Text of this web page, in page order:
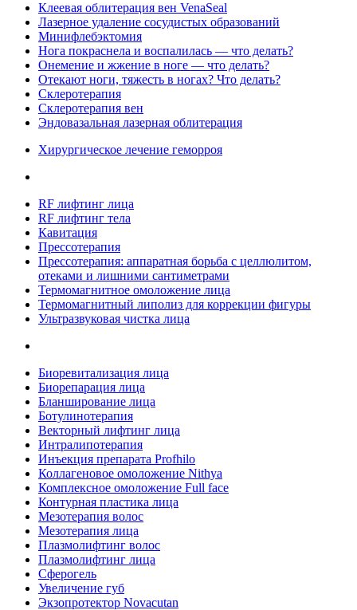
Клеевая облитерация вен VenaSeal
Лазерное удаление сосудистых образований
Минифлебэктомия
Нога покраснела и воспалилась — что делать?
Онемение и жжение в ноге — что делать?
Отекают ноги, тяжесть в ногах? Что делать?
Склеротерапия
Склеротерапия вен
Эндовазальная лазерная облитерация
Хирургическое лечение геморроя
RF лифтинг лица
RF лифтинг тела
Кавитация
Прессотерапия
Прессотерапия: аппаратная борьба с целлюлитом,
отеками и лишними сантиметрами
Термомагнитное омоложение лица
Термомагнитный липолиз для коррекции фигуры
Ультразвуковая чистка лица
Биоревитализация лица
Биорепарация лица
Бланширование лица
Ботулинотерапия
Векторный лифтинг лица
Интралипотерапия
Инъекция препарата Profhilo
Коллагеновое омоложение Nithya
Комплексное омоложение Full face
Контурная пластика лица
Мезотерапия волос
Мезотерапия лица
Плазмолифтинг волос
Плазмолифтинг лица
Сферогель
Увеличение губ
Экзопротектор Novacutan